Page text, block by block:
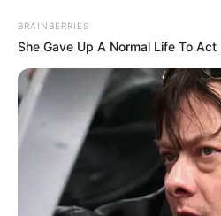
content
Gazeta Sport Ekspres, gjithçka
BRAINBERRIES
She Gave Up A Normal Life To